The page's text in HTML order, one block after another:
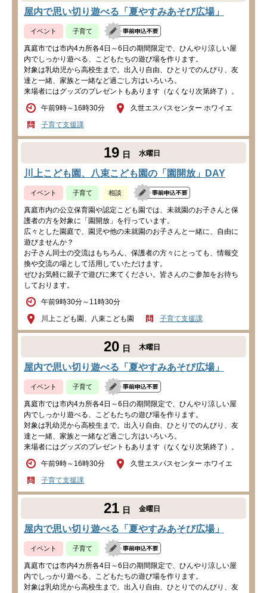
屋内で思い切り遊べる「夏やすみあそび広場」
イベント 子育て
真庭市では市内4カ所各4日～6日の期間限定で、ひんやり涼しい屋
内でしっかり遊べる、こどもたちの遊び場を作ります。
対象は乳幼児から高校生まで。出入り自由、ひとりでのんびり、友
達と一緒、家族と一緒など過ごし方はいろいろ。
来場者にはグッズのプレゼントもあります（なくなり次第終了）。
午前9時～16時30分
久世エスパスセンター ホワイエ
子育て支援課
19 日 水曜日
川上こども園、八束こども園の「園開放」DAY
イベント 子育て 相談
真庭市内の公立保育園や認定こども園では、未就園のお子さんと保
護者の方を対象に「園開放」を行っています。
広々とした園庭で、園児や他の未就園のお子さんと一緒に、自由に
遊びませんか？
お子さん同士の交流はもちろん、保護者の方々にとっても、情報交
換や交流の場として活用していただけます。
ぜひお気軽に親子で遊びに来てください。皆さんのご参加をお待ち
しております。
午前9時30分～11時30分
川上こども園、八束こども園
子育て支援課
20 日 木曜日
屋内で思い切り遊べる「夏やすみあそび広場」
イベント 子育て
真庭市では市内4カ所各4日～6日の期間限定で、ひんやり涼しい屋
内でしっかり遊べる、こどもたちの遊び場を作ります。
対象は乳幼児から高校生まで。出入り自由、ひとりでのんびり、友
達と一緒、家族と一緒など過ごし方はいろいろ。
来場者にはグッズのプレゼントもあります（なくなり次第終了）。
午前9時～16時30分
久世エスパスセンター ホワイエ
子育て支援課
21 日 金曜日
屋内で思い切り遊べる「夏やすみあそび広場」
イベント 子育て
真庭市では市内4カ所各4日～6日の期間限定で、ひんやり涼しい屋
内でしっかり遊べる、こどもたちの遊び場を作ります。
対象は乳幼児から高校生まで。出入り自由、ひとりでのんびり、友